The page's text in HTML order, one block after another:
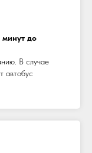
минут до
В случае
автобус